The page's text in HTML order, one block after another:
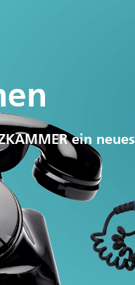
ein neues